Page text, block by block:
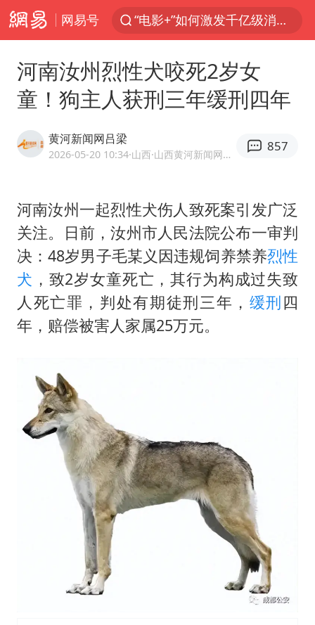
网易号
“电影+”如何激发千亿级消费新活力？
秋天的第一杯奶茶怎么选
四川宜宾高县4.9级地震致1死
中巨芯：上半年归母净利润1405.77万元
38岁演员求职万岁山NPC成功
胜宏科技：股票交易异常波动
国乒男单横滨冠军赛全军覆没
胡彦斌获《歌手2026》歌王
夯实基础开新局
河南汝州烈性犬咬死2岁女
童！狗主人获刑三年缓刑四年
黄河新闻网吕梁
2026-05-20 10:34·山西 ·山西黄河新闻网传媒有限责任公司吕梁分公司官方账号
857
河南汝州一起烈性犬伤人致死案引发广泛
关注。日前，汝州市人民法院公布一审判
决：48岁男子毛某义因违规饲养禁养烈性
犬 ，致2岁女童死亡，其行为构成过失致
人死亡罪，判处有期徒刑三年， 缓刑四
年，赔偿被害人家属25万元。